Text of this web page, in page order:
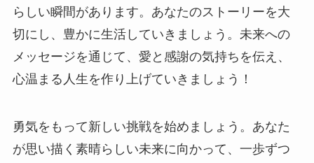
らしい瞬間があります。あなたのストーリーを大
切にし、豊かに生活していきましょう。未来への
メッセージを通じて、愛と感謝の気持ちを伝え、
心温まる人生を作り上げていきましょう！
勇気をもって新しい挑戦を始めましょう。あなた
が思い描く素晴らしい未来に向かって、一歩ずつ